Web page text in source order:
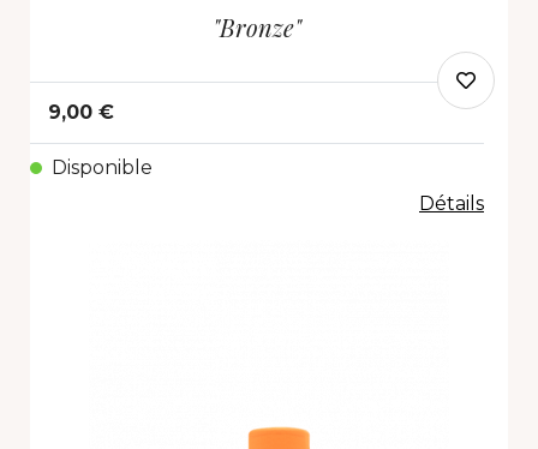
"Bronze"
9,00 €
Disponible
Détails